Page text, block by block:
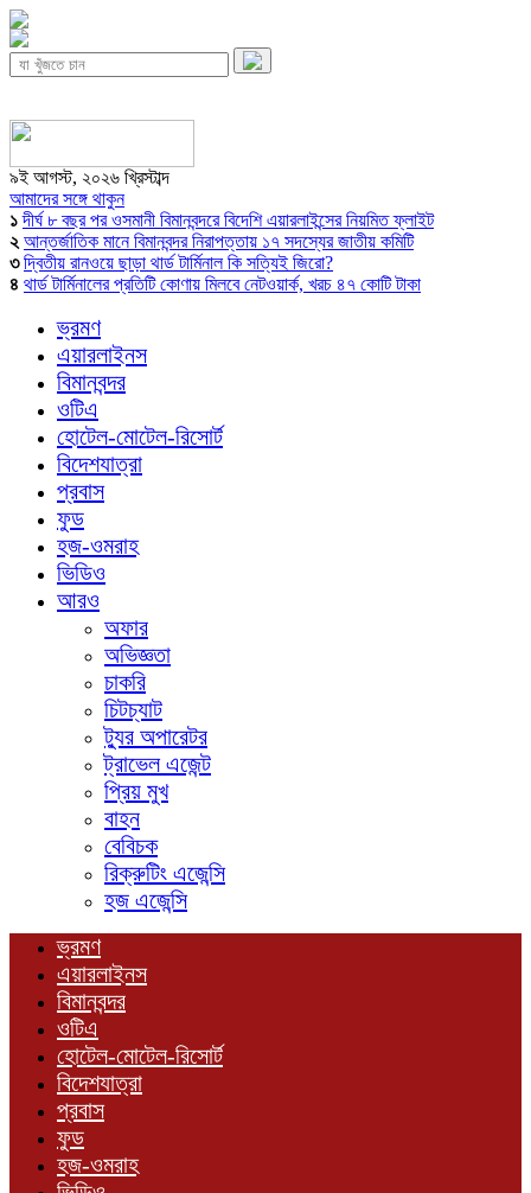
৯ই আগস্ট, ২০২৬ খ্রিস্টাব্দ
আমাদের সঙ্গে থাকুন
১ দীর্ঘ ৮ বছর পর ওসমানী বিমানবন্দরে বিদেশি এয়ারলাইন্সের নিয়মিত ফ্লাইট
২ আন্তর্জাতিক মানে বিমানবন্দর নিরাপত্তায় ১৭ সদস্যের জাতীয় কমিটি
৩ দ্বিতীয় রানওয়ে ছাড়া থার্ড টার্মিনাল কি সত্যিই জিরো?
৪ থার্ড টার্মিনালের প্রতিটি কোণায় মিলবে নেটওয়ার্ক, খরচ ৪৭ কোটি টাকা
ভ্রমণ
এয়ারলাইনস
বিমানবন্দর
ওটিএ
হোটেল-মোটেল-রিসোর্ট
বিদেশযাত্রা
প্রবাস
ফুড
হজ-ওমরাহ
ভিডিও
আরও
অফার
অভিজ্ঞতা
চাকরি
চিটচ্যাট
ট্যুর অপারেটর
ট্রাভেল এজেন্ট
প্রিয় মুখ
বাহন
বেবিচক
রিক্রুটিং এজেন্সি
হজ এজেন্সি
ভ্রমণ
এয়ারলাইনস
বিমানবন্দর
ওটিএ
হোটেল-মোটেল-রিসোর্ট
বিদেশযাত্রা
প্রবাস
ফুড
হজ-ওমরাহ